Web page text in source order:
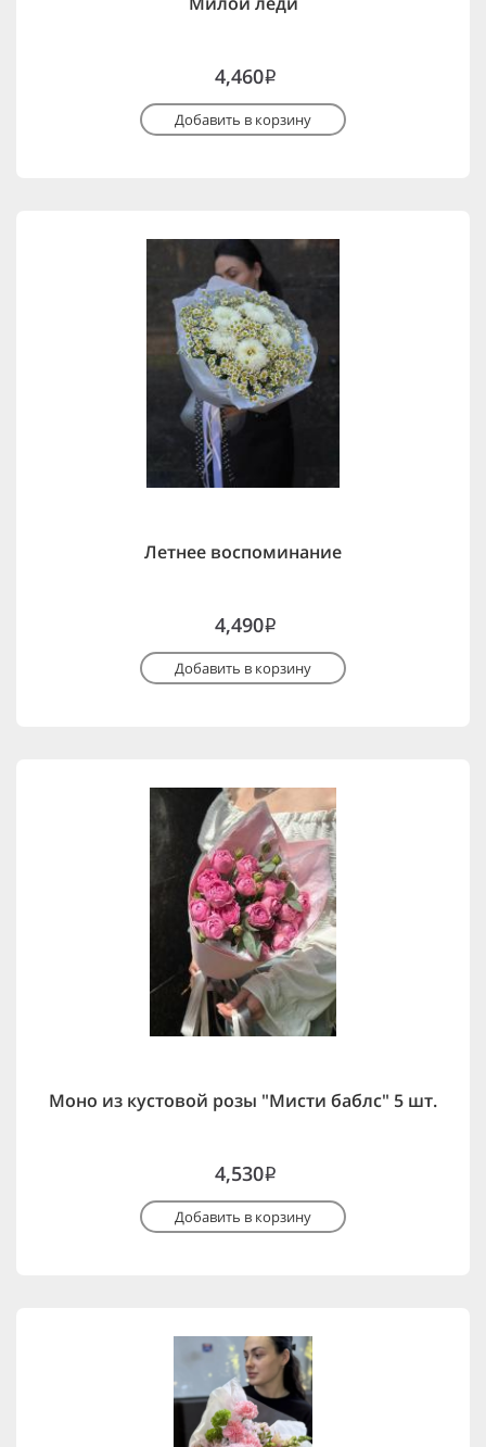
4,460i
Добавить в корзину
Летнее воспоминание
4,490i
Добавить в корзину
Моно из кустовой розы "Мисти баблс" 5 шт.
4,530i
Добавить в корзину